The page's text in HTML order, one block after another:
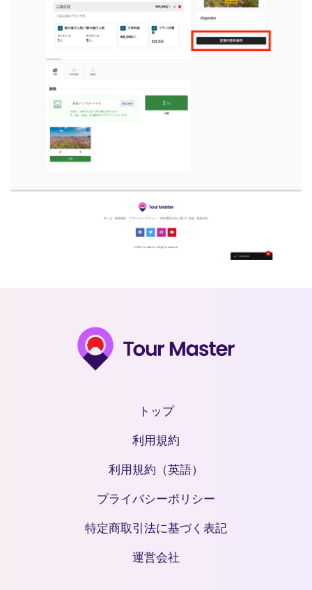
トップ
利用規約
利用規約（英語）
プライバシーポリシー
特定商取引法に基づく表記
運営会社